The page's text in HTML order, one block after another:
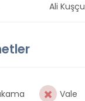
Ali
Vale